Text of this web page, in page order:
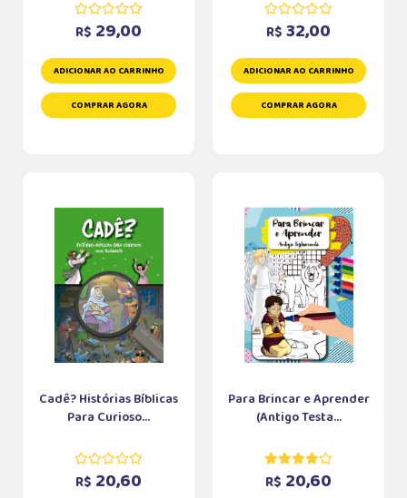
R$ 29,00
ADICIONAR AO CARRINHO
COMPRAR AGORA
R$ 32,00
ADICIONAR AO CARRINHO
COMPRAR AGORA
Cadê? Histórias Bíblicas
Para Curioso...
R$ 20,60
Para Brincar e Aprender
(Antigo Testa...
R$ 20,60